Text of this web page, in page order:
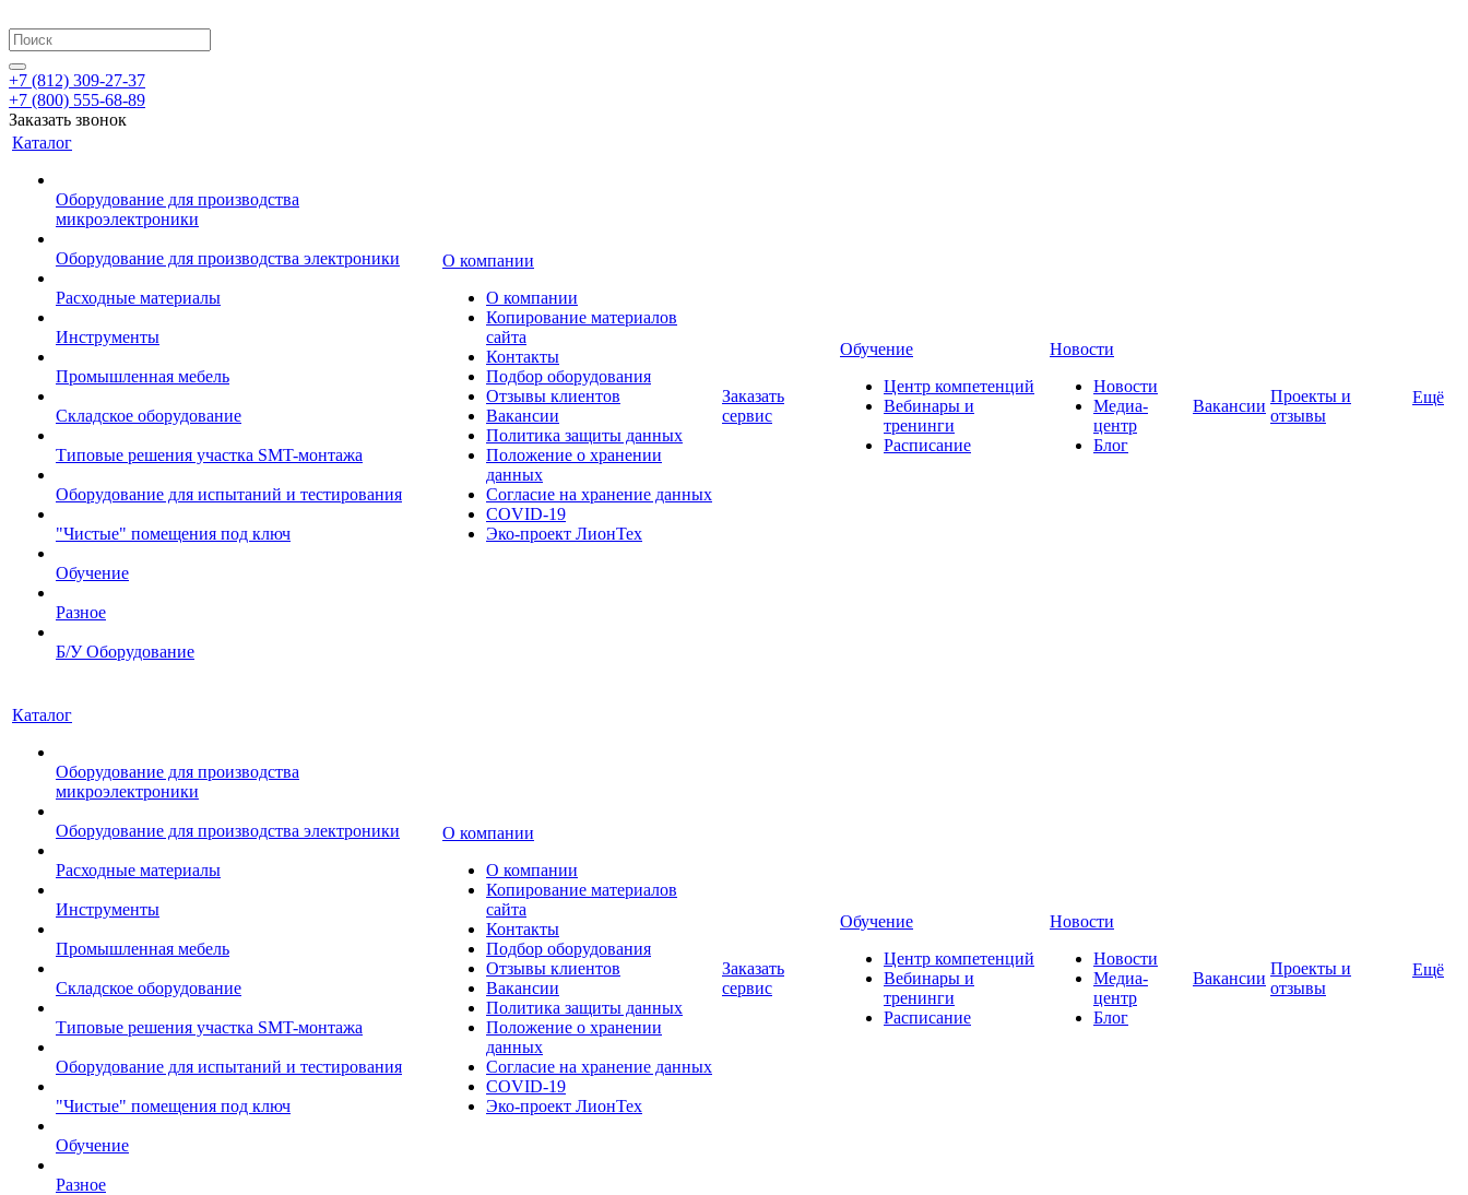
+7 (812) 309-27-37
+7 (800) 555-68-89
Заказать звонок
Каталог
Оборудование для производства
микроэлектроники
Оборудование для производства электроники
Расходные материалы
Инструменты
Промышленная мебель
Складское оборудование
Типовые решения участка SMT-монтажа
Оборудование для испытаний и тестирования
"Чистые" помещения под ключ
Обучение
Разное
Б/У Оборудование
О компании
О компании
Копирование материалов
сайта
Контакты
Подбор оборудования
Отзывы клиентов
Вакансии
Политика защиты данных
Положение о хранении
данных
Согласие на хранение данных
COVID-19
Эко-проект ЛионТех
Заказать
сервис
Обучение
Центр компетенций
Вебинары и
тренинги
Расписание
Новости
Новости
Медиа-
центр
Блог
Вакансии
Проекты и
отзывы
Ещё
Каталог
Оборудование для производства
микроэлектроники
Оборудование для производства электроники
Расходные материалы
Инструменты
Промышленная мебель
Складское оборудование
Типовые решения участка SMT-монтажа
Оборудование для испытаний и тестирования
"Чистые" помещения под ключ
Обучение
Разное
О компании
О компании
Копирование материалов
сайта
Контакты
Подбор оборудования
Отзывы клиентов
Вакансии
Политика защиты данных
Положение о хранении
данных
Согласие на хранение данных
COVID-19
Эко-проект ЛионТех
Заказать
сервис
Обучение
Центр компетенций
Вебинары и
тренинги
Расписание
Новости
Новости
Медиа-
центр
Блог
Вакансии
Проекты и
отзывы
Ещё